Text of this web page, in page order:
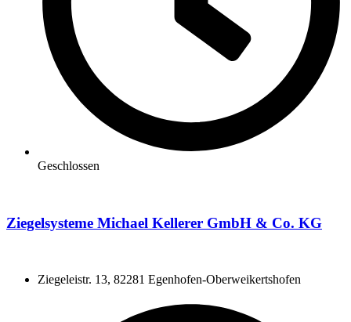
Geschlossen
Ziegelsysteme Michael Kellerer GmbH & Co. KG
Ziegeleistr. 13, 82281 Egenhofen-Oberweikertshofen